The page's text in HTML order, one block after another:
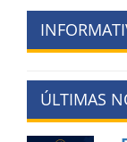
ÚLTIMAS